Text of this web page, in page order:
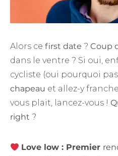
Alors ce first date ? Coup
dans le ventre ? Si oui,
cycliste (oui pourquoi
chapeau et allez-y
vous plait, lancez-vous !
right ?
Love low : Premier